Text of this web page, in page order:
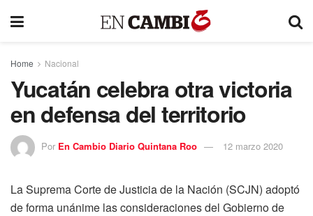
Home Nacional
Yucatán celebra otra victoria
en defensa del territorio
Por En Cambio Diario Quintana Roo 12 marzo 2020
La Suprema Corte de Justicia de la Nación (SCJN) adoptó
de forma unánime las consideraciones del Gobierno de